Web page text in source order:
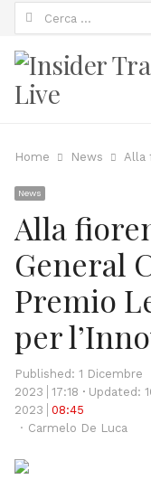
Ricerca
per:
Home News Alla
News
Alla
General
Premio
per
Published: 1 Dicembre
2023
17:18
Updated:
2023
08:45
Author
Carmelo De Luca